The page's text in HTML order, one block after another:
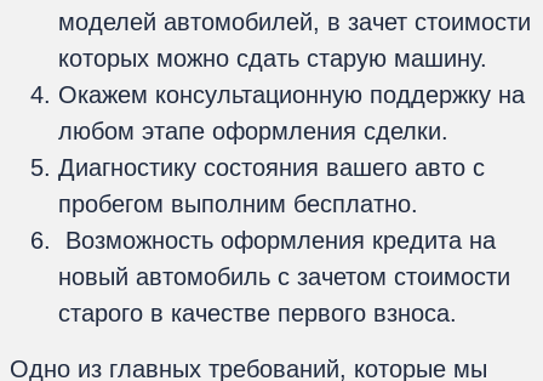
моделей автомобилей, в зачет стоимости
которых можно сдать старую машину.
Окажем консультационную поддержку на
любом этапе оформления сделки.
Диагностику состояния вашего авто с
пробегом выполним бесплатно.
Возможность оформления кредита на
новый автомобиль с зачетом стоимости
старого в качестве первого взноса.
Одно из главных требований, которые мы